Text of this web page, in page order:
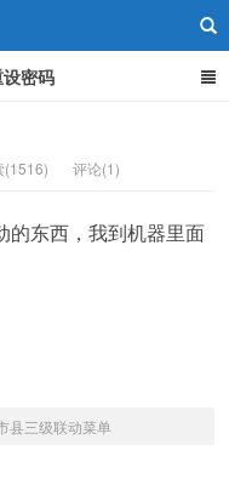
密码
(1516) 评论(1)
的东西，我到机器里面
县三级联动菜单